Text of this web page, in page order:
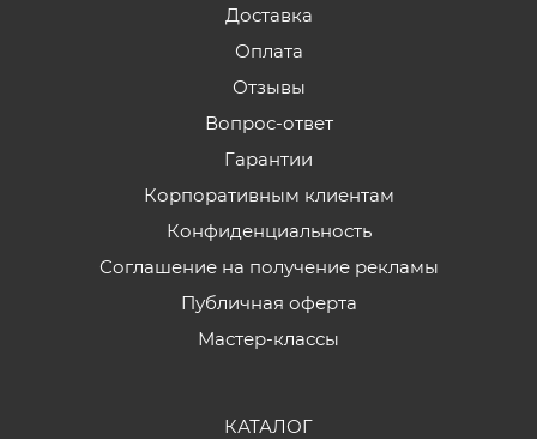
Доставка
Оплата
Отзывы
Вопрос-ответ
Гарантии
Корпоративным клиентам
Конфиденциальность
Соглашение на получение рекламы
Публичная оферта
Мастер-классы
КАТАЛОГ